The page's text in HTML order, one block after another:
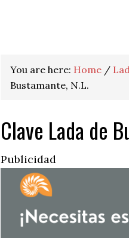
You are here: Home /
Bustamante, N.L.
Clave Lada de
Publicidad